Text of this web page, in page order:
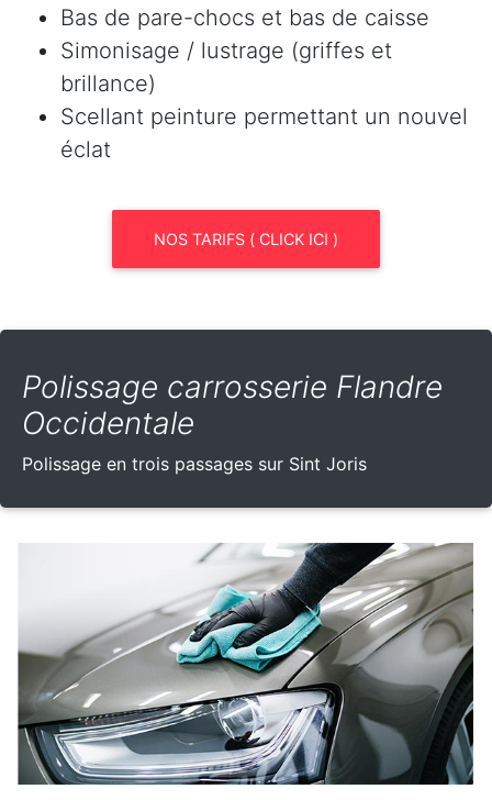
Bas de pare-chocs et bas de caisse
Simonisage / lustrage (griffes et
brillance)
Scellant peinture permettant un nouvel
éclat
NOS TARIFS ( CLICK ICI )
Polissage carrosserie Flandre
Occidentale
Polissage en trois passages sur Sint Joris